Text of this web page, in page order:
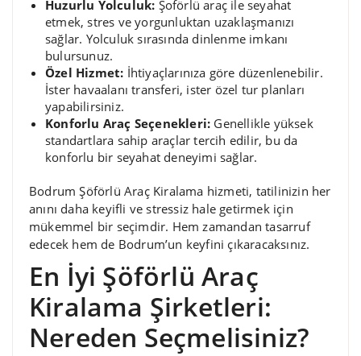
Huzurlu Yolculuk: Şoförlü araç ile seyahat
etmek, stres ve yorgunluktan uzaklaşmanızı
sağlar. Yolculuk sırasında dinlenme imkanı
bulursunuz.
Özel Hizmet: İhtiyaçlarınıza göre düzenlenebilir.
İster havaalanı transferi, ister özel tur planları
yapabilirsiniz.
Konforlu Araç Seçenekleri: Genellikle yüksek
standartlara sahip araçlar tercih edilir, bu da
konforlu bir seyahat deneyimi sağlar.
Bodrum Şöförlü Araç Kiralama hizmeti, tatilinizin her
anını daha keyifli ve stressiz hale getirmek için
mükemmel bir seçimdir. Hem zamandan tasarruf
edecek hem de Bodrum’un keyfini çıkaracaksınız.
En İyi Şöförlü Araç
Kiralama Şirketleri:
Nereden Seçmelisiniz?